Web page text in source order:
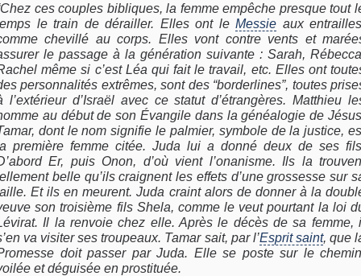
ces couples bibliques, la femme empêche presque tout
le train de dérailler. Elles ont le Messie aux
chevillé au corps. Elles vont contre vents et
le passage à la génération suivante : Sarah,
même si c’est Léa qui fait le travail, etc. Elles ont
personnalités extrêmes, sont des “borderlines”, toutes
l’extérieur d’Israël avec ce statut d’étrangères. Matthieu
au début de son Évangile dans la généalogie de
dont le nom signifie le palmier, symbole de la justice,
première femme citée. Juda lui a donné deux de ses
Er, puis Onon, d’où vient l’onanisme. Ils la
belle qu’ils craignent les effets d’une grossesse sur
Et ils en meurent. Juda craint alors de donner à la
son troisième fils Shela, comme le veut pourtant la loi
Il la renvoie chez elle. Après le décès de sa femme,
va visiter ses troupeaux. Tamar sait, par l’Esprit saint, que
doit passer par Juda. Elle se poste sur le
et déguisée en prostituée.